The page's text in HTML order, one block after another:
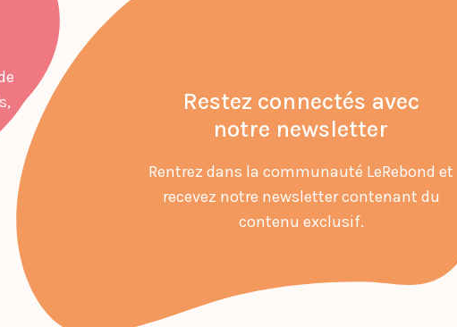
Restez connectés avec
notre newsletter
Rentrez dans la communauté LeRebond et
recevez notre newsletter contenant du
contenu exclusif.